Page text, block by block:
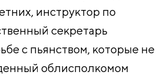
инструктор по
секретарь
с пьянством, которые не
облисполкомом